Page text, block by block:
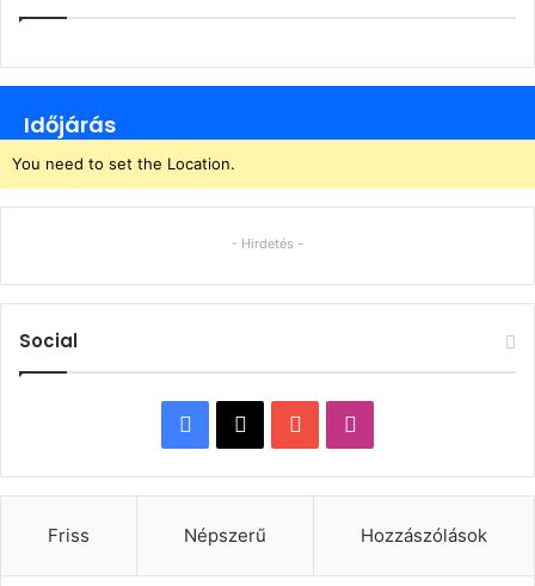
Időjárás
You need to set the Location.
- Hirdetés -
Social
Facebook
X YouTube
Friss Népszerű Hozzászólások